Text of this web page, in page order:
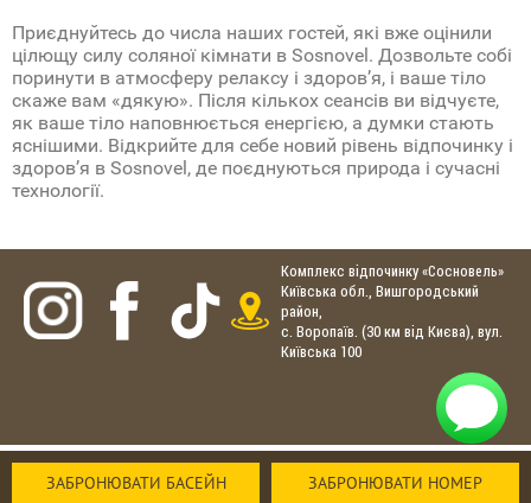
Приєднуйтесь до числа наших гостей, які вже оцінили
цілющу силу соляної кімнати в Sosnovel. Дозвольте собі
поринути в атмосферу релаксу і здоров’я, і ваше тіло
скаже вам «дякую». Після кількох сеансів ви відчуєте,
як ваше тіло наповнюється енергією, а думки стають
яснішими. Відкрийте для себе новий рівень відпочинку і
здоров’я в Sosnovel, де поєднуються природа і сучасні
технології.
Комплекс відпочинку «Сосновель»
Київська обл., Вишгородський
район,
с. Воропаїв. (30 км від Києва), вул.
Київська 100
ЗАБРОНЮВАТИ БАСЕЙН ЗАБРОНЮВАТИ НОМЕР